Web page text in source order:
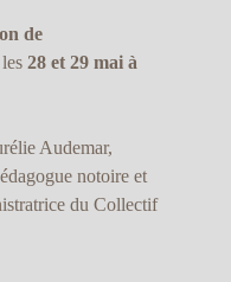
de
28 et 29 mai à
Audemar,
notoire et
du Collectif